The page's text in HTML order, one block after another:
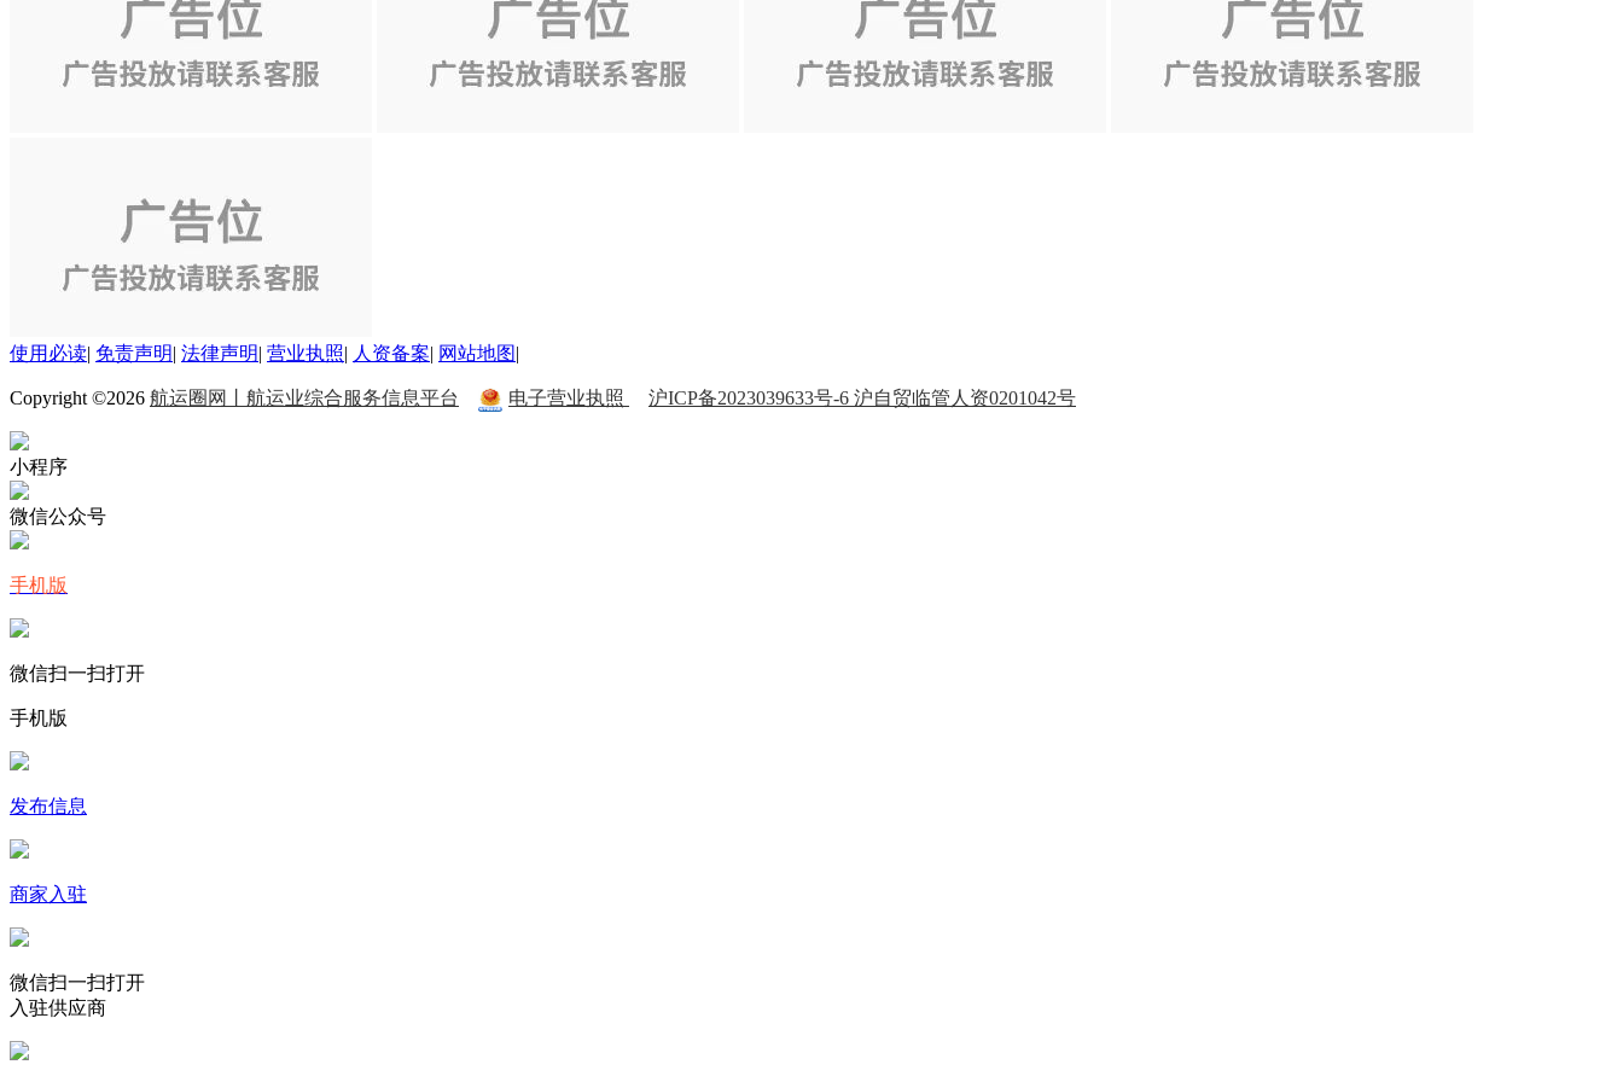
使用必读| 免责声明| 法律声明| 营业执照| 人资备案| 网站地图|
Copyright ©2026 航运圈网丨航运业综合服务信息平台 电子营业执照 沪ICP备2023039633号-6 沪自贸临管人资0201042号
小程序
微信公众号
手机版
微信扫一扫打开
手机版
发布信息
商家入驻
微信扫一扫打开
入驻供应商